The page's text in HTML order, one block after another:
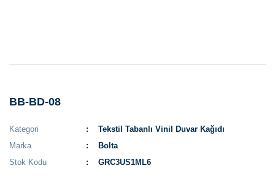
BB-BD-08
Kategori
Tekstil Tabanlı Vinil Duvar Kağıdı
Marka
Bolta
Stok Kodu
GRC3US1ML6